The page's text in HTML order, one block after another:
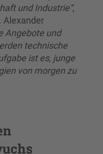
und Industrie“,
Alexander
Angebote und
technische
ist es, junge
von morgen zu